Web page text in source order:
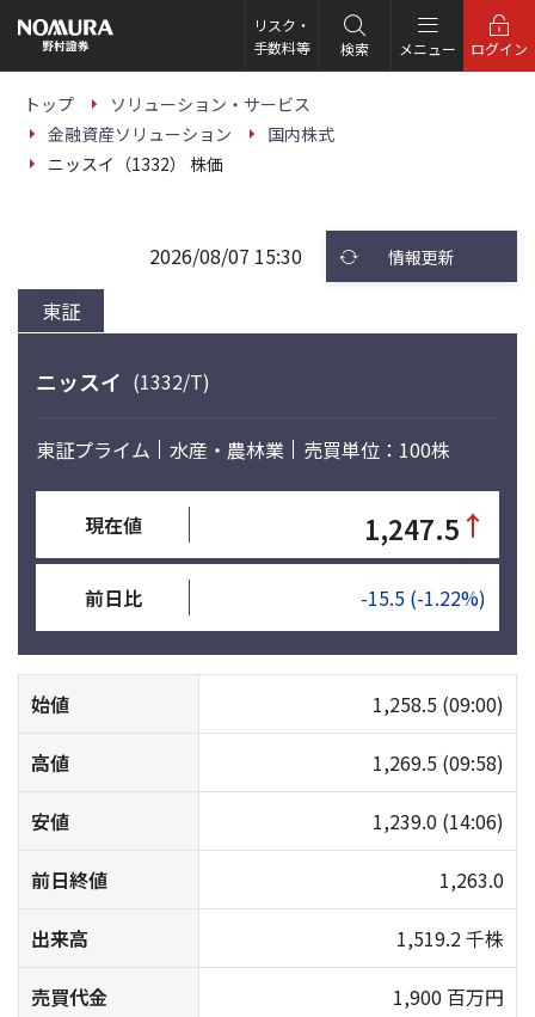
の
ー
リスク・
手数料等
検索 メニュー ログイン
トップ
ソリューション・サービス
金融資産ソリューション
国内株式
ニッスイ（1332） 株価
東証
2026/08/07 15:30 情報更新
ニッスイ (1332/T)
東証プライム 水産・農林業 売買単位：100株
現在値 1,247.5 ↑
前日比 -15.5 (-1.22%)
始値 1,258.5 (09:00)
高値 1,269.5 (09:58)
安値 1,239.0 (14:06)
前日終値 1,263.0
出来高 1,519.2 千株
売買代金 1,900 百万円